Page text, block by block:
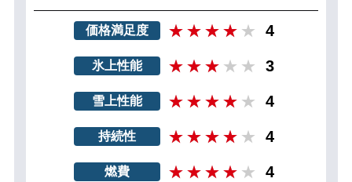
価格満足度 4
氷上性能 3
雪上性能 4
持続性 4
燃費 4